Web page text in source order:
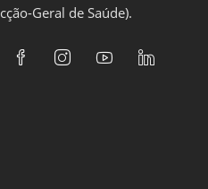
Geral de Saúde).